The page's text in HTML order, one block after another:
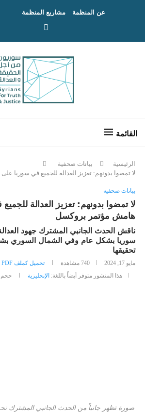
عن المنظمة مشاريع المنظمة
الرئيسية
بيانات صحفية
لا تمضوا بدونهم: تعزيز العدالة للجميع في سوريا
بيانات صحفية
لا تمضوا بدونهم: تعزيز العدالة
هامش مؤتمر بروكسل
ناقش الحدث الجانبي المشترك جهود
سوريا بشكل عام وفي الشمال السوري
تحقيقها
مايو 17, 2024 740 مشاهدة
تحميل كملف PDF
هذا المنشور متوفر أيضاً باللغة: الإنجليزية حجم
صورة تظهر جانباً من الحدث الجانبي المشترك